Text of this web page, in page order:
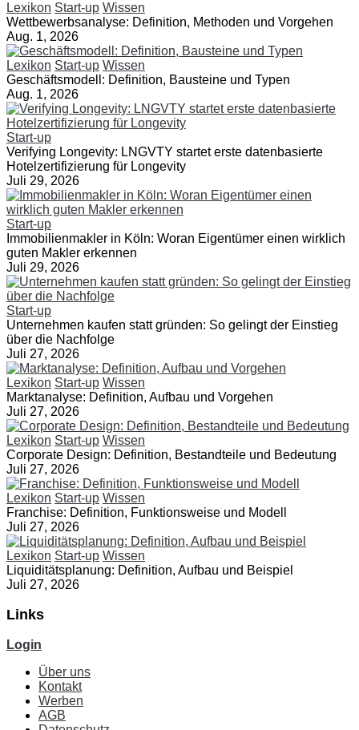
Lexikon Start-up Wissen
Wettbewerbsanalyse: Definition, Methoden und Vorgehen
Aug. 1, 2026
Lexikon Start-up Wissen
Geschäftsmodell: Definition, Bausteine und Typen
Aug. 1, 2026
Start-up
Verifying Longevity: LNGVTY startet erste datenbasierte
Hotelzertifizierung für Longevity
Juli 29, 2026
Start-up
Immobilienmakler in Köln: Woran Eigentümer einen wirklich
guten Makler erkennen
Juli 29, 2026
Start-up
Unternehmen kaufen statt gründen: So gelingt der Einstieg
über die Nachfolge
Juli 27, 2026
Lexikon Start-up Wissen
Marktanalyse: Definition, Aufbau und Vorgehen
Juli 27, 2026
Lexikon Start-up Wissen
Corporate Design: Definition, Bestandteile und Bedeutung
Juli 27, 2026
Lexikon Start-up Wissen
Franchise: Definition, Funktionsweise und Modell
Juli 27, 2026
Lexikon Start-up Wissen
Liquiditätsplanung: Definition, Aufbau und Beispiel
Juli 27, 2026
Links
Login
Über uns
Kontakt
Werben
AGB